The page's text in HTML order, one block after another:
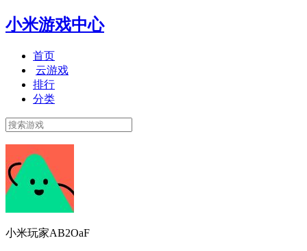
小米游戏中心
首页
云游戏
排行
分类
小米玩家AB2OaF